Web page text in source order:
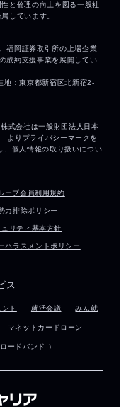
ープ会員利用規約
力排除ポリシー
リティ基本方針
ハラスメントポリシー